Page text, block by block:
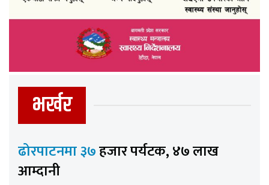
भर्खर
ढोरपाटनमा ३७हजार पर्यटक, ४७ लाख
आम्दानी